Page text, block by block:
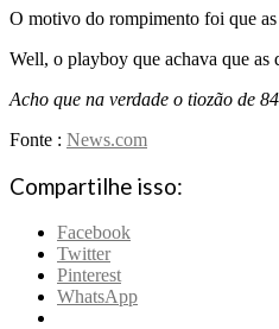
O motivo do rompimento foi que
Well, o playboy que achava que as
Acho que na verdade o tiozão de
Fonte : News.com
Compartilhe isso:
Facebook
Twitter
Pinterest
WhatsApp